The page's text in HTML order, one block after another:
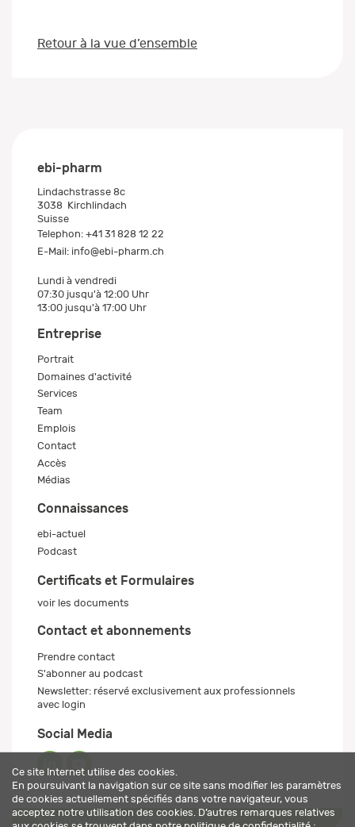
Retour à la vue d’ensemble
ebi-pharm
Lindachstrasse 8c
3038 Kirchlindach
Suisse
Telephon: +41 31 828 12 22
E-Mail: info@ebi-pharm.ch
Lundi à vendredi
07:30 jusqu'à 12:00 Uhr
13:00 jusqu'à 17:00 Uhr
Entreprise
Portrait
Domaines d'activité
Services
Team
Emplois
Contact
Accès
Médias
Connaissances
ebi-actuel
Podcast
Certificats et Formulaires
voir les documents
Contact et abonnements
Prendre contact
S'abonner au podcast
Newsletter: réservé exclusivement aux professionnels
avec login
Social Media
Ce site Internet utilise des cookies.
En poursuivant la navigation sur ce site sans modifier les paramètres
de cookies actuellement spécifiés dans votre navigateur, vous
acceptez notre utilisation des cookies. D’autres remarques relatives